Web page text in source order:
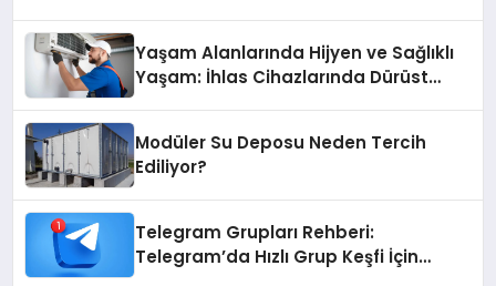
Yaşam Alanlarında Hijyen ve Sağlıklı
Yaşam: İhlas Cihazlarında Dürüst
Modüler Su Deposu Neden Tercih
Ediliyor?
Telegram Grupları Rehberi:
Telegram’da Hızlı Grup Keşfi İçin